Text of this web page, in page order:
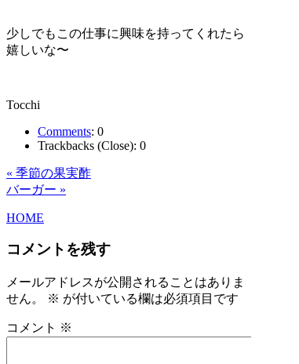
少しでもこの仕事に興味を持ってくれたら
嬉しいな〜
Tocchi
Comments: 0
Trackbacks (Close): 0
« 季節の果実酢
バーガー »
HOME
コメントを残す
メールアドレスが公開されることはありま
せん。
※ が付いている欄は必須項目です
コメント ※